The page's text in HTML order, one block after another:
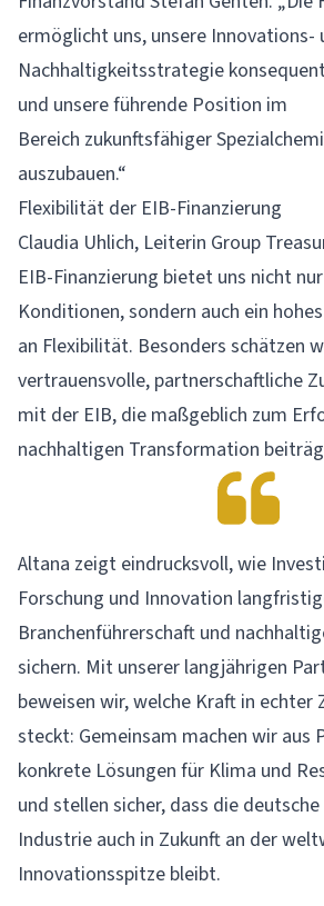
ermöglicht uns, unsere Innovations-
Nachhaltigkeitsstrategie
und unsere führende Position im
Bereich zukunftsfähiger
auszubauen.“
Flexibilität der EIB-Finanzierung
Claudia Uhlich, Leiterin Group
EIB-Finanzierung bietet uns nicht
Konditionen, sondern auch ein
an Flexibilität. Besonders schätzen
vertrauensvolle, partnerschaftliche
mit der EIB, die maßgeblich zum
nachhaltigen Transformation
Altana zeigt eindrucksvoll, wie
Forschung und Innovation
Branchenführerschaft und
sichern. Mit unserer langjährigen
beweisen wir, welche Kraft in echter
steckt: Gemeinsam machen wir aus
konkrete Lösungen für Klima und
und stellen sicher, dass die
Industrie auch in Zukunft an der
Innovationsspitze bleibt.